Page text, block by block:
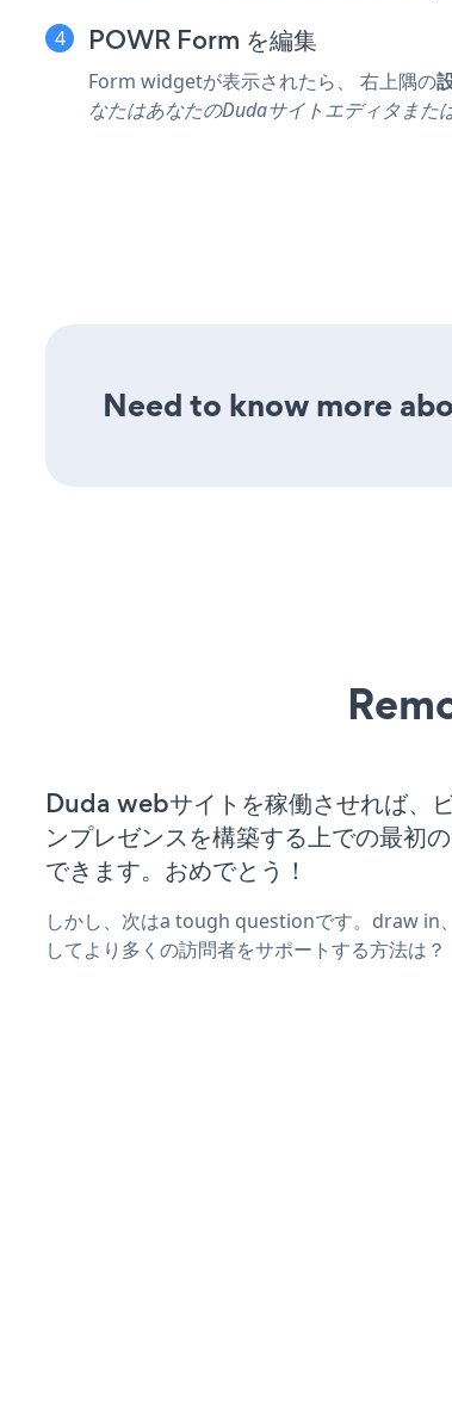
POWR Form を編集
Form widgetが表示されたら、 右上隅の
なたはあなたのDudaサイトエディタまた
Need to know more
Duda webサイトを稼働させれば、
ンプレゼンスを構築する上での最初
できます。おめでとう！
しかし、次はa tough questionです。draw in
してより多くの訪問者をサポートする方法は？